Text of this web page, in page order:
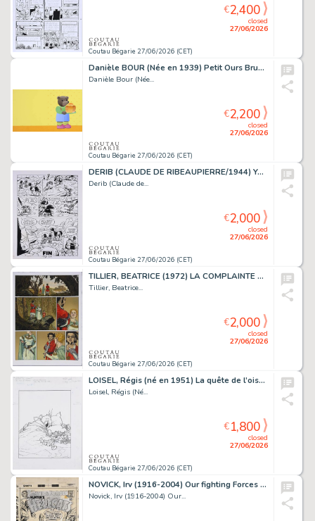
Coutau Bégarie 27/06/2026 (CET)
closed
27/06/2026
€2,400
Danièle BOUR (Née en 1939) Petit Ours Brun n°337. Petit...
Danièle Bour (Née...
Coutau Bégarie 27/06/2026 (CET)
closed
27/06/2026
€2,200
DERIB (CLAUDE DE RIBEAUPIERRE/1944) Yakari Tome 27,...
Derib (Claude de...
Coutau Bégarie 27/06/2026 (CET)
closed
27/06/2026
€2,000
TILLIER, BEATRICE (1972) LA COMPLAINTE DES LANDES PERDUES,...
Tillier, Beatrice...
Coutau Bégarie 27/06/2026 (CET)
closed
27/06/2026
€2,000
LOISEL, Régis (né en 1951) La quête de l’oiseau du...
Loisel, Régis (Né...
Coutau Bégarie 27/06/2026 (CET)
closed
27/06/2026
€1,800
NOVICK, Irv (1916-2004) Our fighting Forces n°111,...
Novick, Irv (1916-2004) Our...